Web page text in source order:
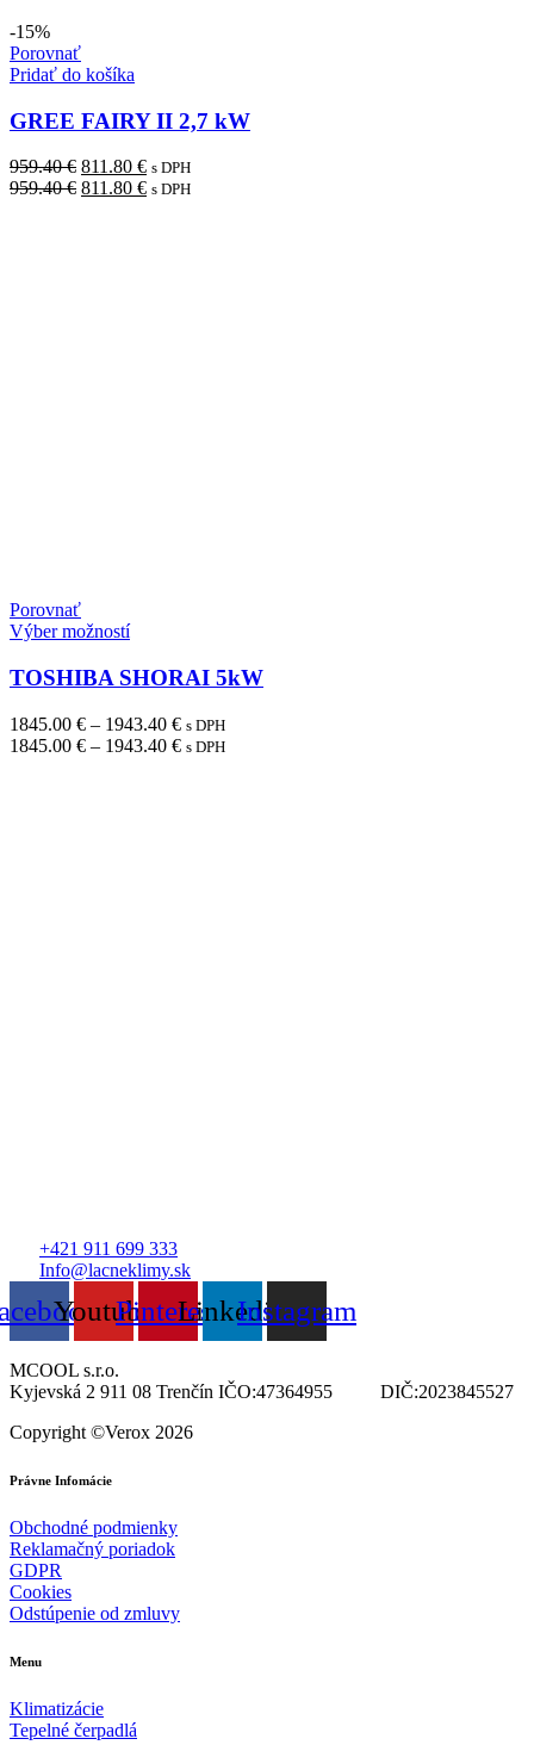
-15%
Porovnať
Pridať do košíka
GREE FAIRY II 2,7 kW
959.40€ Pôvodná
cena
811.80 €Aktuálna
cena
s DPH
959.40€ Pôvodná
811.80 €Aktuálna
s DPH
Porovnať
Výber možností
TOSHIBA SHORAI 5kW
1845.00 € – 1943.40 €Price
range:
s DPH
1845.00 € – 1943.40 €Price
s DPH
+421 911 699 333
Info@lacneklimy.sk
YoutubePinterestLinkedinInstagram
MCOOL s.r.o.
Kyjevská 2 911 08 Trenčín IČO:47364955 DIČ:2023845527
Copyright ©Verox 2026
Právne Infomácie
Obchodné podmienky
Reklamačný poriadok
GDPR
Cookies
Odstúpenie od zmluvy
Menu
Klimatizácie
Tepelné čerpadlá